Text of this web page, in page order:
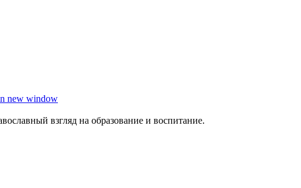
new window
взгляд на образование и воспитание.